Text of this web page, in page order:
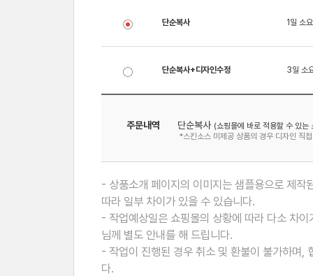
단순복사 1일 소요
단순복사+디자인수정 3일 소
주문내역 단순복사 (쇼핑몰에 바로 적용할 수 있는
*스킨소스 미제공 상품의 경우 디자인 직
- 상품소개 페이지의 이미지는 샘플용으로 제작
따라 일부 차이가 있을 수 있습니다.
- 작업예상일은 쇼핑몰의 상황에 따라 다소 차
님께 별도 안내를 해 드립니다.
- 작업이 진행된 경우 취소 및 환불이 불가하며,
다.